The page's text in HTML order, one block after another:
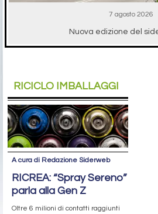
7 agosto 2026
Nuova edizione del
RICICLO IMBALLAGGI
A cura di Redazione Siderweb
RICREA: “Spray Sereno”
parla alla Gen Z
Oltre 6 milioni di contatti raggiunti